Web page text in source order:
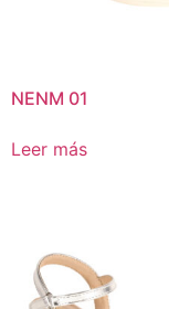
NENM 01
Leer más